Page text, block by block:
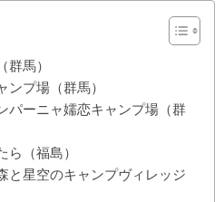
群馬）
プ場（群馬）
パーニャ嬬恋キャンプ場（群
ら（福島）
星空のキャンプヴィレッジ